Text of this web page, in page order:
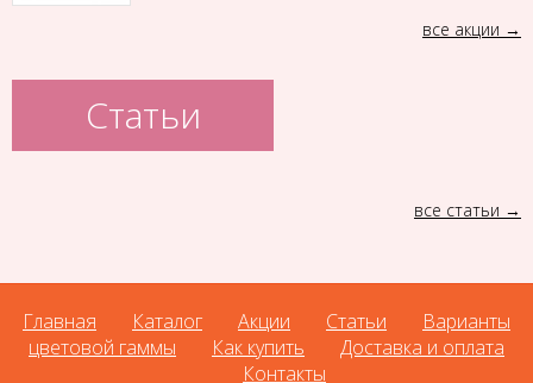
все акции
Статьи
все статьи
Главная Каталог Акции Статьи
Варианты
цветовой гаммы
Как купить
Доставка и оплата
Контакты